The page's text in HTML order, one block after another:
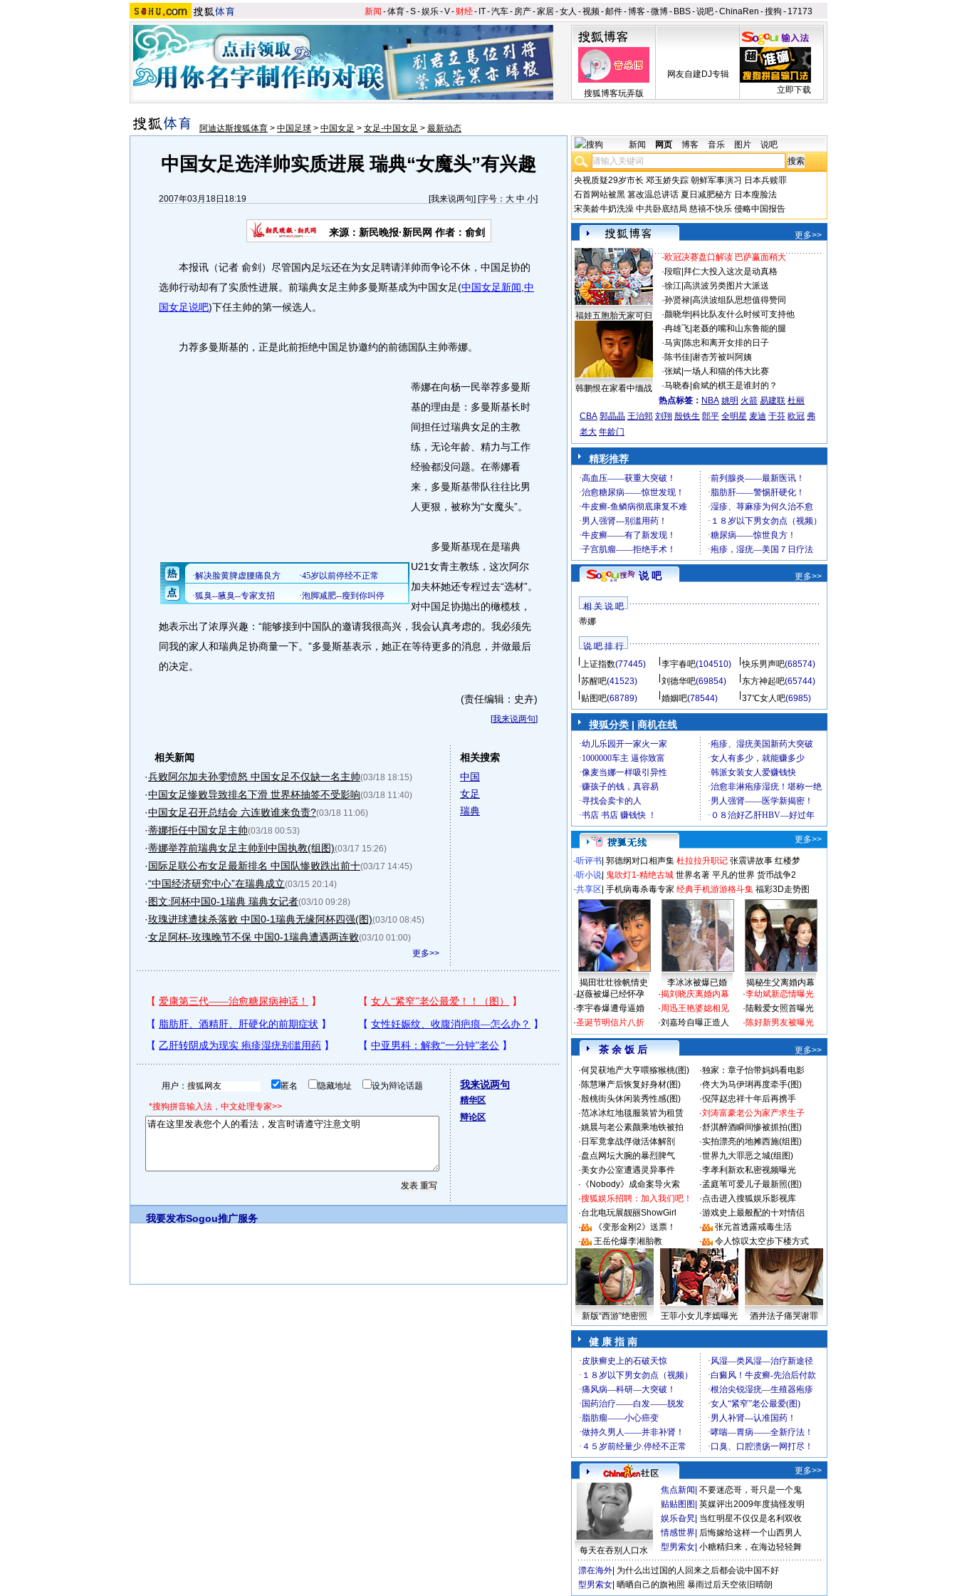
新闻 -体育-S-娱乐-V- 财经- IT-汽车- 房产-家居-女人 -视频-邮件-博客-微博- BBS-说吧-ChinaRen -搜狗 - 17173
搜狐博客玩弄版
网友自建DJ专辑
立即下载
阿迪达斯搜狐体育 > 中国足球 > 中国女足 > 女足-中国女足 > 最新动态
中国女足选洋帅实质进展 瑞典“女魔头”有兴趣
2007年03月18日18:19 [我来说两句] [字号： 大 中 小]
来源：新民晚报·新民网 作者：俞剑
本报讯（记者 俞剑）尽管国内足坛还在为女足聘请洋帅而争论不休，中国足协的
选帅行动却有了实质性进展。前瑞典女足主帅多曼斯基成为中国女足(中国女足新闻 中
国女足说吧)下任主帅的第一候选人。
力荐多曼斯基的，正是此前拒绝中国足协邀约的前德国队主帅蒂娜。
蒂娜在向杨一民举荐多曼斯
基的理由是：多曼斯基长时
间担任过瑞典女足的主教
练，无论年龄、精力与工作
经验都没问题。在蒂娜看
来，多曼斯基带队往往比男
人更狠，被称为“女魔头”。
多曼斯基现在是瑞典
U21女青主教练，这次阿尔
加夫杯她还专程过去“选材”。
对中国足协抛出的橄榄枝，
她表示出了浓厚兴趣：“能够接到中国队的邀请我很高兴，我会认真考虑的。我必须先
同我的家人和瑞典足协商量一下。”多曼斯基表示，她正在等待更多的消息，并做最后
的决定。
(责任编辑：史卉)
[我来说两句]
相关新闻
·兵败阿尔加夫孙雯愤怒 中国女足不仅缺一名主帅(03/18 18:15)
·中国女足惨败导致排名下滑 世界杯抽签不受影响(03/18 11:40)
·中国女足召开总结会 六连败谁来负责?(03/18 11:06)
·蒂娜拒任中国女足主帅(03/18 00:53)
·蒂娜举荐前瑞典女足主帅到中国执教(组图)(03/17 15:26)
·国际足联公布女足最新排名 中国队惨败跌出前十(03/17 14:45)
·“中国经济研究中心”在瑞典成立(03/15 20:14)
·图文:阿杯中国0-1瑞典 瑞典女记者(03/10 09:28)
·玫瑰进球遭抹杀落败 中国0-1瑞典无缘阿杯四强(图)(03/10 08:45)
·女足阿杯-玫瑰晚节不保 中国0-1瑞典遭遇两连败(03/10 01:00)
更多>>
相关搜索
中国
女足
瑞典
用户： 匿名 隐藏地址 设为辩论话题
*搜狗拼音输入法，中文处理专家>>
我来说两句
精华区
辩论区
我要发布Sogou推广服务
新闻 网页 博客 音乐 图片 说吧
央视质疑29岁市长 邓玉娇失踪 朝鲜军事演习 日本兵赎罪
石首网站被黑 篡改温总讲话 夏日减肥秘方 日本瘦脸法
宋美龄牛奶洗澡 中共卧底结局 慈禧不快乐 侵略中国报告
更多>>
福娃五胞胎无家可归
韩鹏恨在家看中缅战
·欧冠决赛盘口解读 巴萨赢面稍大
·段暄 拜仁大投入这次是动真格
·徐江| 高洪波另类图片大派送
·孙贤禄| 高洪波组队思想值得赞同
·颜晓华| 科比队友什么时候可支持他
·冉雄飞| 老聂的嘴和山东鲁能的腿
·马寅| 陈忠和离开女排的日子
·陈书佳| 谢杏芳被叫阿姨
·张斌| 一场人和猫的伟大比赛
·马晓春| 俞斌的棋王是谁封的？
热点标签： NBA 姚明 火箭 易建联 杜丽
CBA 郭晶晶 王治郅 刘翔 殷铁生 郎平 全明星 麦迪 于芬 欧冠 弗
老大 年龄门
精彩推荐
说 吧 更多>>
相 关 说 吧
蒂娜
说 吧 排 行
上证指数(77445) 李宇春吧(104510) 快乐男声吧(68574)
苏醒吧(41523) 刘德华吧(69854) 东方神起吧(65744)
贴图吧(68789) 婚姻吧(78544) 37℃女人吧(6985)
搜狐分类 | 商机在线
更多>>
·听评书 郭德纲对口相声集 杜拉拉升职记 张震讲故事 红楼梦
·听小说 鬼吹灯1-精绝古城 世界名著 平凡的世界 货币战争2
·共享区 手机病毒杀毒专家 经典手机游游格斗集 福彩3D走势图
揭田壮壮徐帆情史 李冰冰被爆已婚
揭秘生父离婚内幕
·赵薇被爆已经怀孕
·李宇春爆遭母逼婚
·圣诞节明信片八折
·揭刘晓庆离婚内幕
·周迅王艳婆媳相见
·刘嘉玲自曝正造人
·李幼斌新恋情曝光
·陆毅爱女照首曝光
·陈好新男友被曝光
茶 余 饭 后
更多>>
·何炅获地产大亨喂猕猴桃(图) ·独家：章子怡带妈妈看电影
·陈慧琳产后恢复好身材(图) ·佟大为马伊琍再度牵手(图)
·殷桃街头休闲装秀性感(图) ·倪萍赵忠祥十年后再携手
·范冰冰红地毯服装皆为租赁 ·刘涛富豪老公为家产求生子
·姚晨与老公素颜乘地铁被拍 ·舒淇醉酒瞬间惨被抓拍(图)
· 日军竟拿战俘做活体解剖 ·实拍漂亮的地摊西施(组图)
·盘点网坛大腕的暴烈脾气 ·世界九大罪恶之城(组图)
·美女办公室遭遇灵异事件 ·李孝利新欢私密视频曝光
· 《Nobody》成命案导火索 ·孟庭苇可爱儿子最新照(图)
·搜狐娱乐招聘：加入我们吧！ ·点击进入搜狐娱乐影视库
·台北电玩展靓丽ShowGirl ·游戏史上最般配的十对情侣
·
《变形金刚2》送票！ ·
张元首透露戒毒生活
·
王岳伦爆李湘胎教 · 令人惊叹太空步下楼方式
新版“西游”绝密照 王菲小女儿李嫣曝光 酒井法子痛哭谢罪
健 康 指 南
更多>>
每天在吞别人口水
焦点新闻 不要迷恋哥，哥只是一个鬼
贴贴图图 英媒评出2009年度搞怪发明
娱乐旮旯 当红明星不仅仅是名利双收
情感世界 后悔嫁给这样一个山西男人
型男索女 小糖精归来，在海边轻轻舞
漂在海外 为什么出过国的人回来之后都会说中国不好
型男索女 晒晒自己的旗袍照 暴雨过后天空依旧晴朗